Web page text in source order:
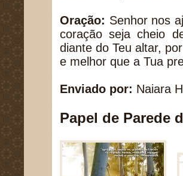
Oração: Senhor nos
coração seja cheio
diante do Teu altar,
e melhor que a Tua
Enviado por: Naiara
Papel de Parede